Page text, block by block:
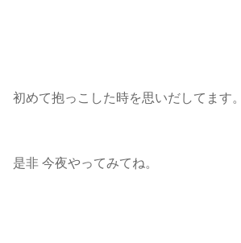
初めて抱っこした時を思いだしてます。
是非 今夜やってみてね。